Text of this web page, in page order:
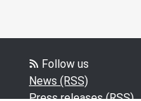
Follow us
News (RSS)
Press releases (RSS)